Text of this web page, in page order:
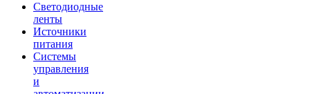
Светодиодные
ленты
Источники
питания
Системы
управления
и